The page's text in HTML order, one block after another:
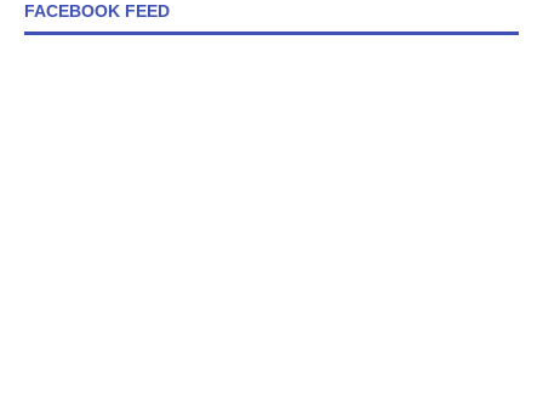
FACEBOOK FEED